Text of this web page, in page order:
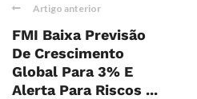
Artigo anterior
FMI Baixa Previsão
De Crescimento
Global Para 3% E
Alerta Para Riscos ...